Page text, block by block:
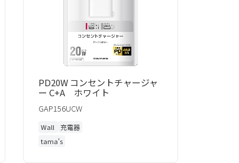
PD20W コンセントチャージャ
ー C+A ホワイト
GAP156UCW
Wall
充電器
tama's